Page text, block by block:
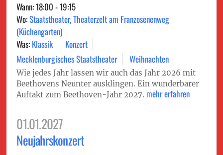
Wann: 18:00 - 19:15
Wo:Staatstheater, Theaterzelt am Franzosenenweg
(Küchengarten)
Was: Klassik
Konzert
Mecklenburgisches Staatstheater
Weihnachten
Wie jedes Jahr lassen wir auch das Jahr 2026 mit
Beethovens Neunter ausklingen. Ein wunderbarer
Auftakt zum Beethoven-Jahr 2027. mehr erfahren
01.01.2027
Neujahrskonzert